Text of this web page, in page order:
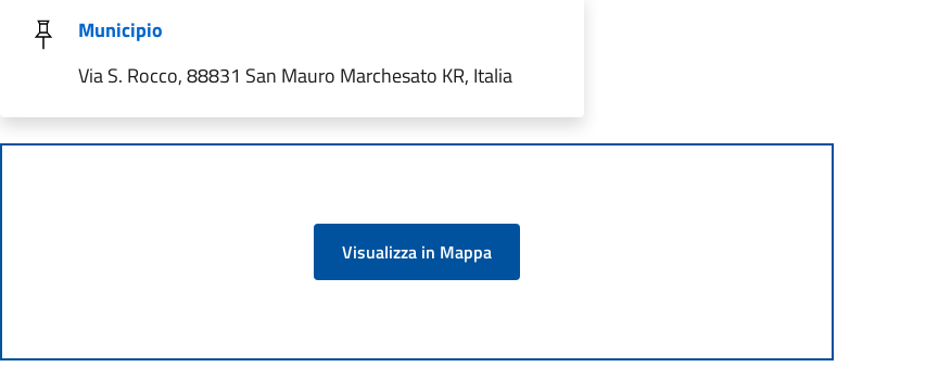
Municipio
Via S. Rocco, 88831 San Mauro Marchesato KR, Italia
Visualizza in Mappa